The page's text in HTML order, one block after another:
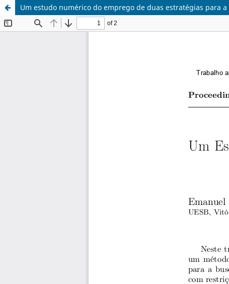
Um estudo numérico do emprego de duas estratégias para